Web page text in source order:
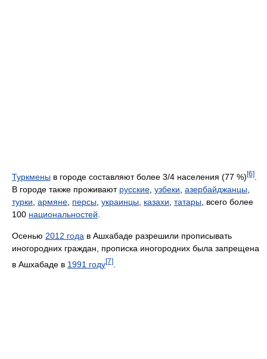
Туркмены в городе составляют более 3/4 населения (77 %)[6]
В городе также проживают русские узбеки азербайджанцы
турки армяне персы украинцы казахи татары , всего более
100 национальностей
Осенью 2012 года в Ашхабаде разрешили прописывать
иногородних граждан, прописка иногородних была запрещена
в Ашхабаде в 1991 году[7]